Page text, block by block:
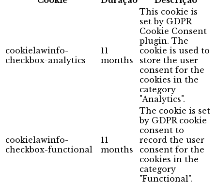
cookielawinfo-
checkbox-analytics
11
months
This cookie is
set by GDPR
Cookie Consent
plugin. The
cookie is used to
store the user
consent for the
cookies in the
category
"Analytics".
cookielawinfo-
checkbox-functional
11
months
The cookie is set
by GDPR cookie
consent to
record the user
consent for the
cookies in the
category
"Functional".